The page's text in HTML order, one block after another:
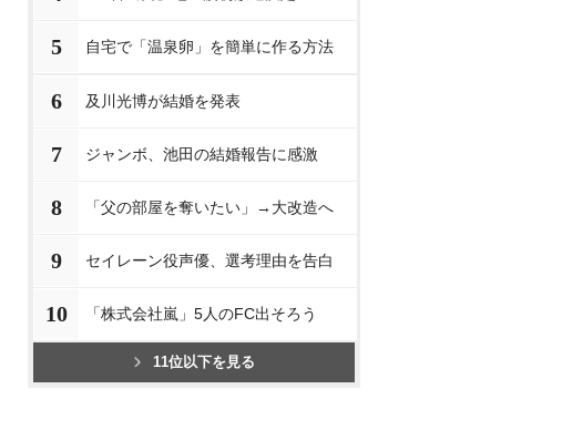
5 自宅で「温泉卵」を簡単に作る方法
6 及川光博が結婚を発表
7 ジャンボ、池田の結婚報告に感激
8 「父の部屋を奪いたい」→大改造へ
9 セイレーン役声優、選考理由を告白
10 「株式会社嵐」5人のFC出そろう
11位以下を見る